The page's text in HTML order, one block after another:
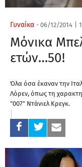
Γυναίκα - 06/12/2014
Μόνικα
ετών…50!
Όλα όσα έκαναν την
Λόρεν, όπως τη
"007" Ντάνιελ Κρεγκ.